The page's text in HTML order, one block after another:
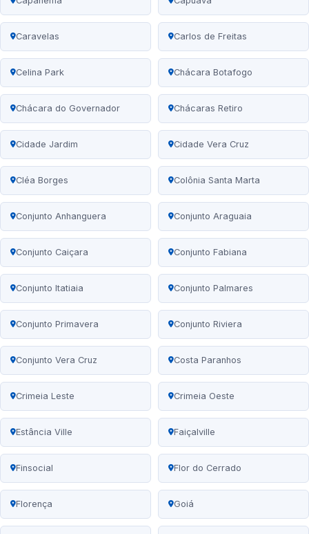
Caravelas Carlos de Freitas
Celina Park Chácara Botafogo
Chácara do Governador Chácaras Retiro
Cidade Jardim Cidade Vera Cruz
Cléa Borges Colônia Santa Marta
Conjunto Anhanguera Conjunto Araguaia
Conjunto Caiçara Conjunto Fabiana
Conjunto Itatiaia Conjunto Palmares
Conjunto Primavera Conjunto Riviera
Conjunto Vera Cruz Costa Paranhos
Crimeia Leste Crimeia Oeste
Estância Ville Faiçalville
Finsocial Flor do Cerrado
Florença Goiá